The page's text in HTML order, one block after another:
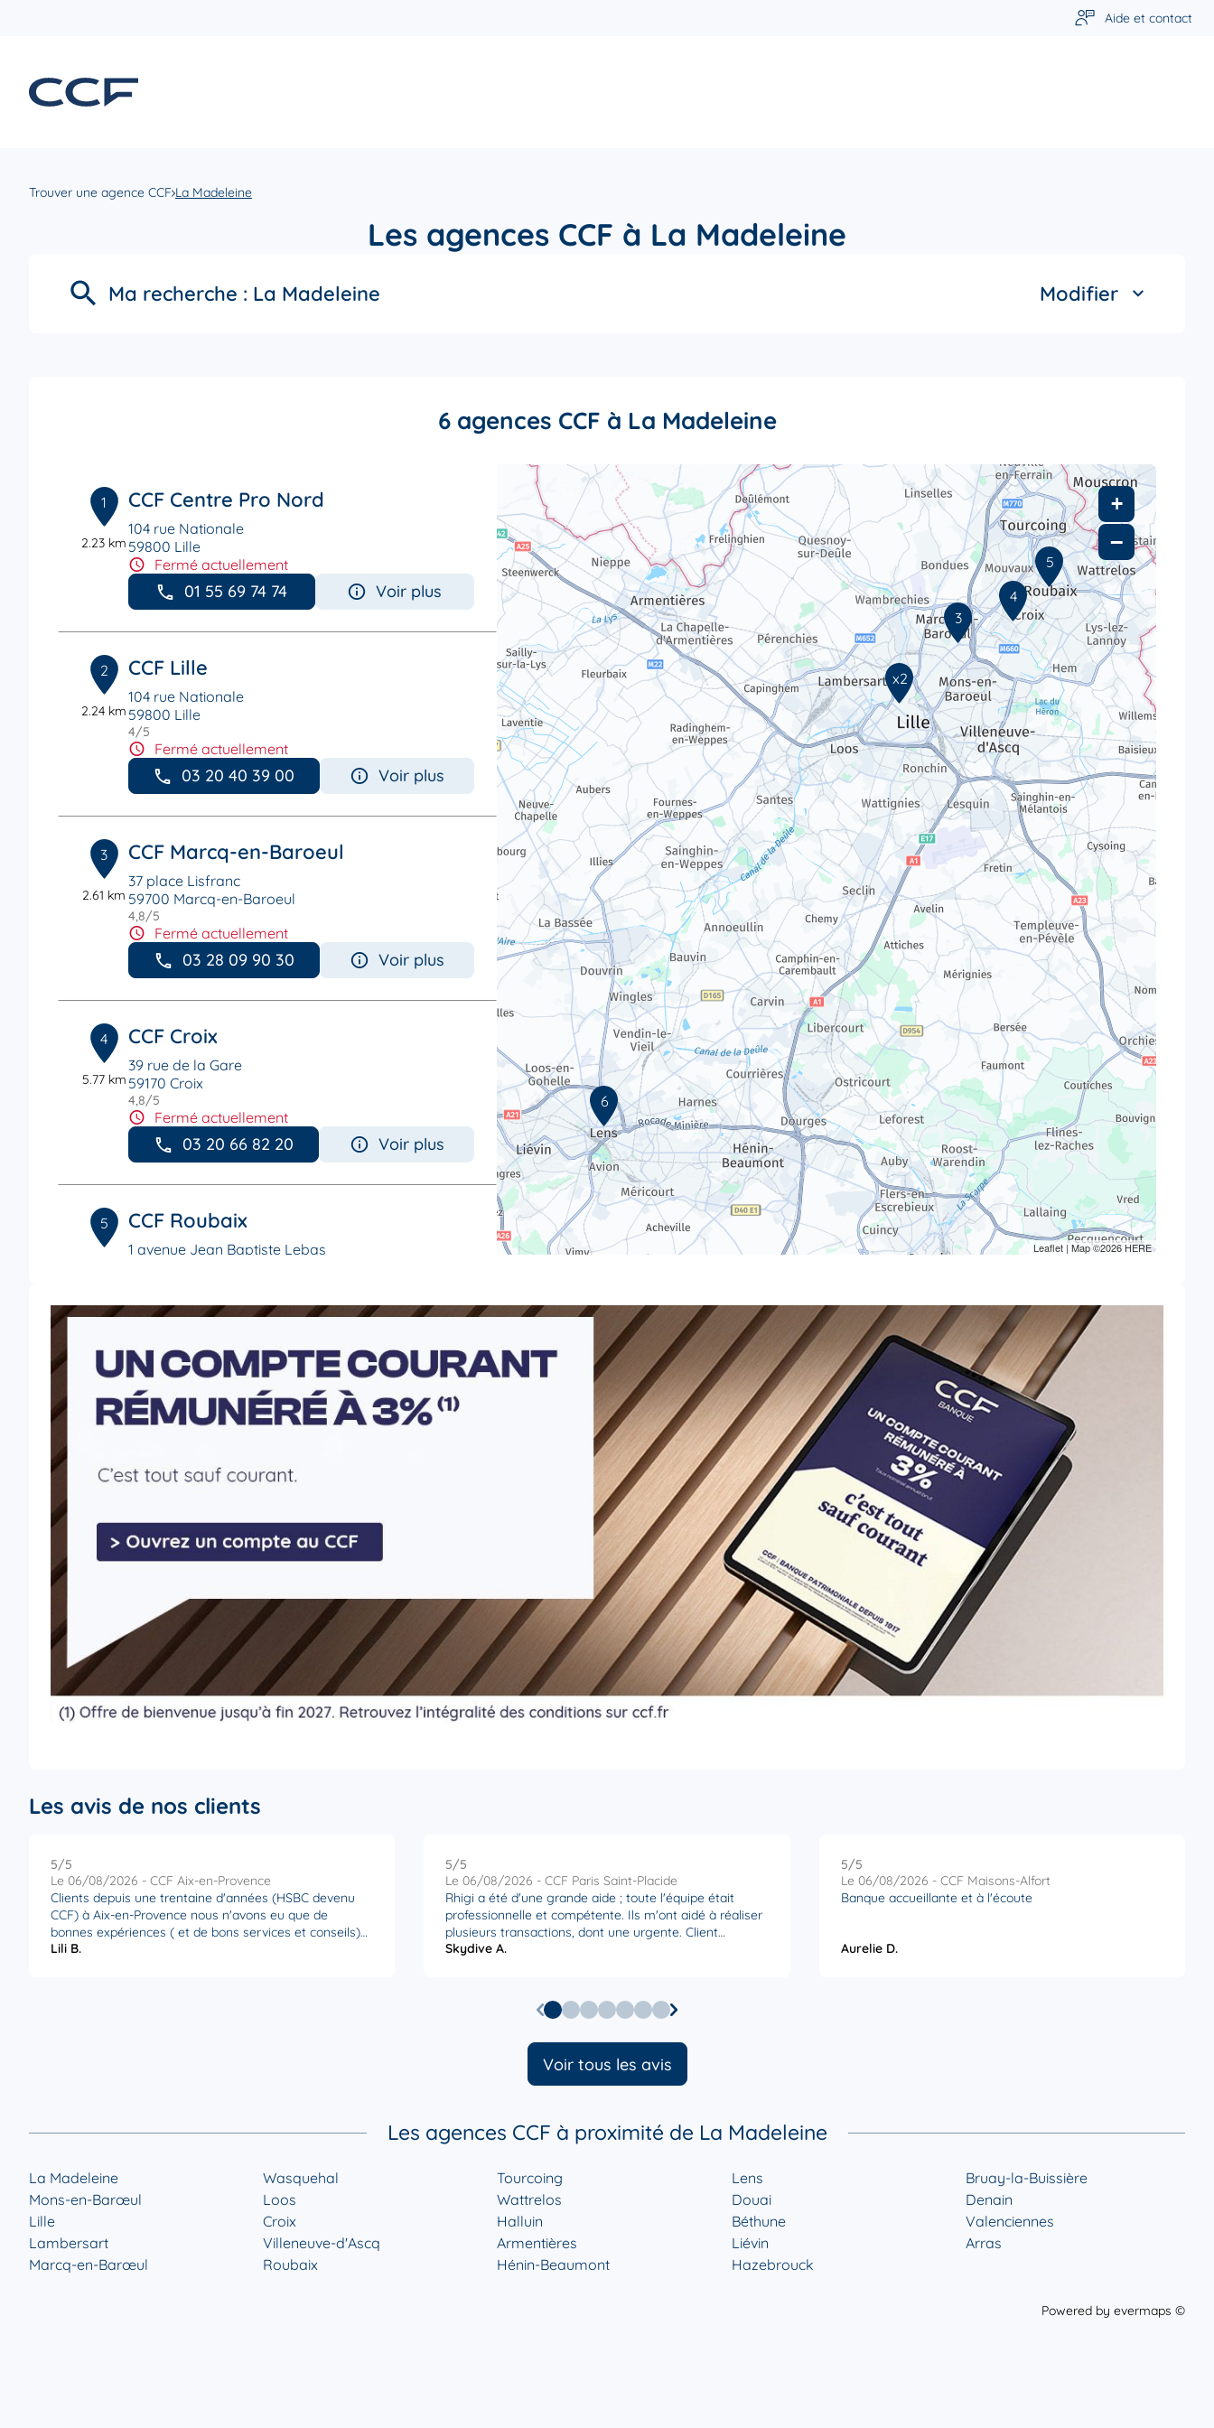
Aide et contact
Trouver une agence CCF La Madeleine
Les agences CCF à La Madeleine
Ma recherche : La Madeleine Modifier
6 agences CCF à La Madeleine
1
2.23 km
CCF Centre Pro Nord
104 rue Nationale
59800 Lille
Fermé actuellement
01 55 69 74 74 Voir plus
2
2.24 km
CCF Lille
104 rue Nationale
59800 Lille
4/5
Fermé actuellement
03 20 40 39 00 Voir plus
3
2.61 km
CCF Marcq-en-Baroeul
37 place Lisfranc
59700 Marcq-en-Baroeul
4,8/5
Fermé actuellement
03 28 09 90 30 Voir plus
4
5.77 km
CCF Croix
39 rue de la Gare
59170 Croix
4,8/5
Fermé actuellement
03 20 66 82 20 Voir plus
5 CCF Roubaix
1 avenue Jean Baptiste Lebas
Fermé actuellement
6
km
CCF Lens
4,9/5 Note de 4.9 sur 5
Fermé actuellement
6
5
4
3
x2
+
−
Leaflet| Map ©2026HERE
Les avis de nos clients
5/5
Le 06/08/2026 - CCF Aix-en-Provence
Clients depuis une trentaine d'années (HSBC devenu
CCF) à Aix-en-Provence nous n'avons eu que de
bonnes expériences ( et de bons services et conseils)
de la part de l' équipe que ce soit le directeur d'agence
Lili B.
5/5
Le 06/08/2026 - CCF Paris Saint-Placide
Rhigi a été d'une grande aide ; toute l'équipe était
professionnelle et compétente. Ils m'ont aidé à réaliser
plusieurs transactions, dont une urgente. Client
satisfait. Merci Agence St Placide
Skydive A.
5/5
Le 06/08/2026 - CCF Maisons-Alfort
Banque accueillante et à l'écoute
Aurelie D.
Voir tous les avis
Les agences CCF à proximité de La Madeleine
La Madeleine
Mons-en-Barœul
Lille
Lambersart
Marcq-en-Barœul
Wasquehal
Loos
Croix
Villeneuve-d'Ascq
Roubaix
Tourcoing
Wattrelos
Halluin
Armentières
Hénin-Beaumont
Lens
Douai
Béthune
Liévin
Hazebrouck
Bruay-la-Buissière
Denain
Valenciennes
Arras
Powered by evermaps ©